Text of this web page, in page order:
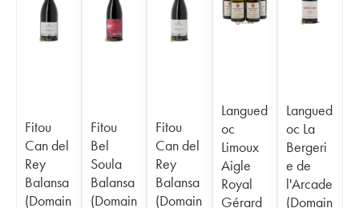
Fitou
Can del
Rey
Balansa
(Domain
Fitou
Bel
Soula
Balansa
(Domain
Fitou
Can del
Rey
Balansa
(Domain
Langued
oc
Limoux
Aigle
Royal
Gérard
Langued
oc La
Bergeri
e de
l'Arcade
(Domain